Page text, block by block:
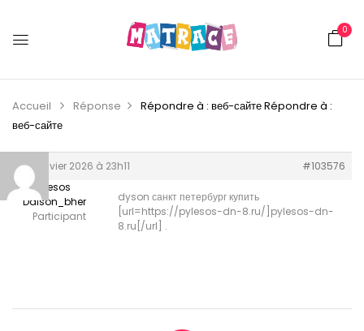
0
Accueil Réponse Répondre à : веб-сайтеRépondre à :
веб-сайте
29 janvier 2026 à 23h11
#103576
Pilesos
Daison_bher
Participant
dyson санкт петербург купить
[url=https://pylesos-dn-8.ru/]pylesos-dn-
8.ru[/url] .